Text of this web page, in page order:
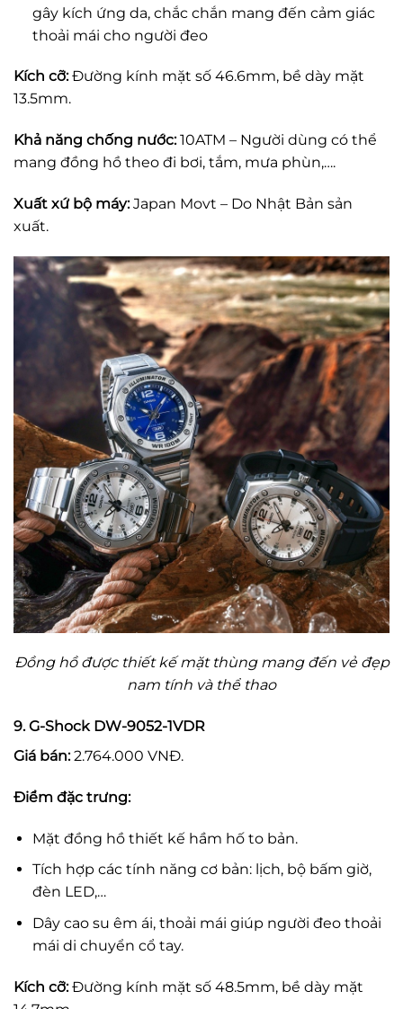
gây kích ứng da, chắc chắn mang đến cảm giác
thoải mái cho người đeo
Kích cỡ:Đường kính mặt số 46.6mm, bề dày mặt
13.5mm.
Khả năng chống nước:10ATM – Người dùng có thể
mang đồng hồ theo đi bơi, tắm, mưa phùn,….
Xuất xứ bộ máy:Japan Movt – Do Nhật Bản sản
xuất.
Đồng hồ được thiết kế mặt thùng mang đến vẻ đẹp
nam tính và thể thao
9. G-Shock DW-9052-1VDR
Giá bán:2.764.000 VNĐ.
Điểm đặc trưng:
Mặt đồng hồ thiết kế hầm hố to bản.
Tích hợp các tính năng cơ bản: lịch, bộ bấm giờ,
đèn LED,…
Dây cao su êm ái, thoải mái giúp người đeo thoải
mái di chuyển cổ tay.
Kích cỡ:Đường kính mặt số 48.5mm, bề dày mặt